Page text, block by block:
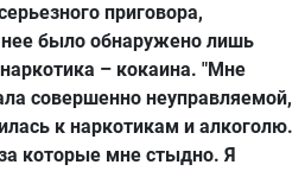
приговора,
нее было обнаружено лишь
– кокаина. "Мне
совершенно неуправляемой,
к наркотикам и алкоголю.
которые мне стыдно. Я